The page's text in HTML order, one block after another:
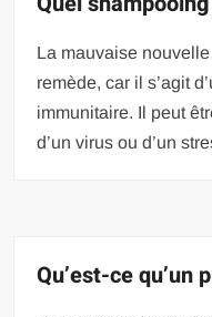
La mauvaise
remède, car il s’agit
immunitaire. Il peut
d’un virus ou d’un
Qu’est-ce qu’un